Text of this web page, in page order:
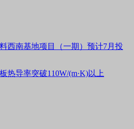
西南基地项目（一期）预计7月投
热导率突破110W/(m·K)以上